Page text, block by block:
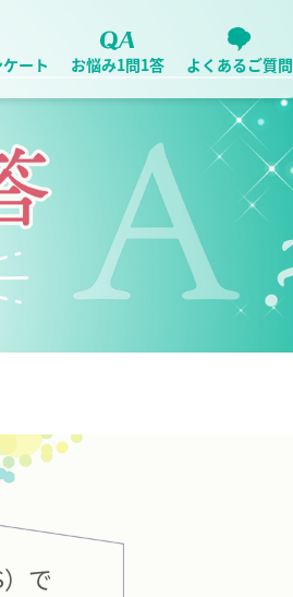
ート お悩み1問1答 よくあるご質問
で